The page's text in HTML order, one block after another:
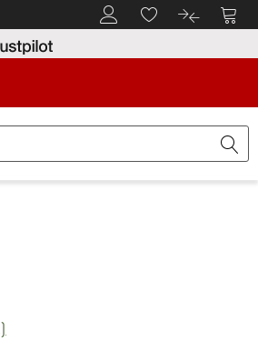
Til kundekontoenTil huskesedlen.
Til Til
Vi er Trustpilot-certificeret -